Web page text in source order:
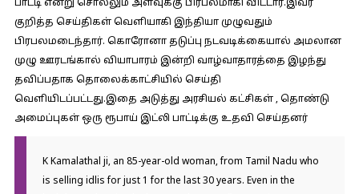
பாட்டி என்று சொல்லும் அளவுக்கு பிரபலமாகி விட்டார்.இவர்
குறித்த செய்திகள் வெளியாகி இந்தியா முழுவதும்
பிரபலமடைந்தார். கொரோனா தடுப்பு நடவடிக்கையால் அமலான
முழு ஊரடங்கால் வியாபாரம் இன்றி வாழ்வாதாரத்தை இழந்து
தவிப்பதாக தொலைக்காட்சியில் செய்தி
வெளியிடப்பட்டது.இதை அடுத்து அரசியல் கட்சிகள் , தொண்டு
அமைப்புகள் ஒரு ரூபாய் இட்லி பாட்டிக்கு உதவி செய்தனர்
K Kamalathal ji, an 85-year-old woman, from Tamil Nadu who
is selling idlis for just ₹1 for the last 30 years. Even in the